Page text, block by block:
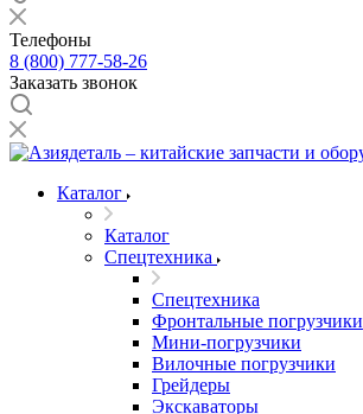
Телефоны
8 (800) 777-58-26
Заказать звонок
Каталог
Каталог
Спецтехника
Спецтехника
Фронтальные погрузчики
Мини-погрузчики
Вилочные погрузчики
Грейдеры
Экскаваторы